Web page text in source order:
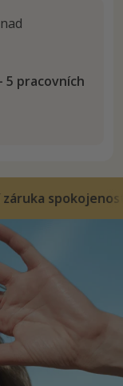
5 pracovních
60